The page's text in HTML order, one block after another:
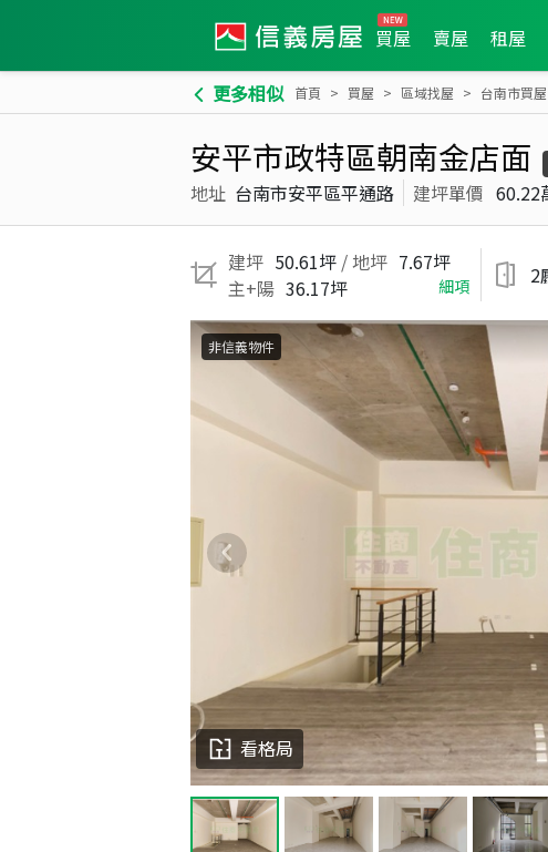
買屋 賣屋 租屋
更多相似 首頁 買屋 區域找屋 台南市買屋
安平市政特區朝南金店面
地址 台南市安平區平通路 建坪單價 60.22
建坪 50.61坪 / 地坪 7.67坪
主+陽 36.17坪 細項 2
看格局
非信義物件